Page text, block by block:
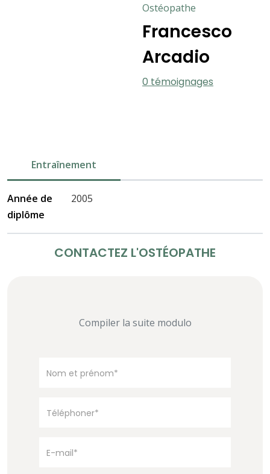
Ostéopathe
Francesco
Arcadio
0 témoignages
Entraînement
Année de
diplôme
2005
CONTACTEZ L'OSTÉOPATHE
Compiler la suite modulo